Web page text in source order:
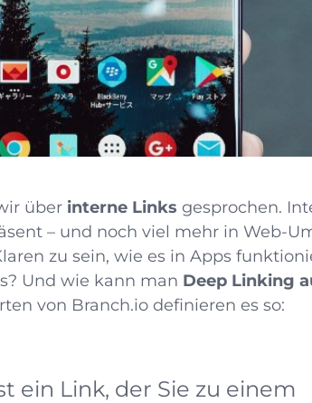
über interne Links gesprochen.
– und noch viel mehr in Web-
zu sein, wie es in Apps
Und wie kann man Deep Linking
von Branch.io definieren es so:
ein Link, der Sie zu einem